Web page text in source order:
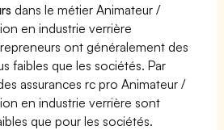
dans le métier Animateur /
en industrie verrière
ont généralement des
faibles que les sociétés. Par
assurances rc pro Animateur /
en industrie verrière sont
que pour les sociétés.